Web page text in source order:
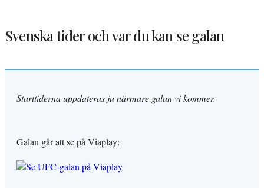
Svenska tider och var du kan se galan
Starttiderna uppdateras ju närmare galan vi kommer.
Galan går att se på Viaplay: